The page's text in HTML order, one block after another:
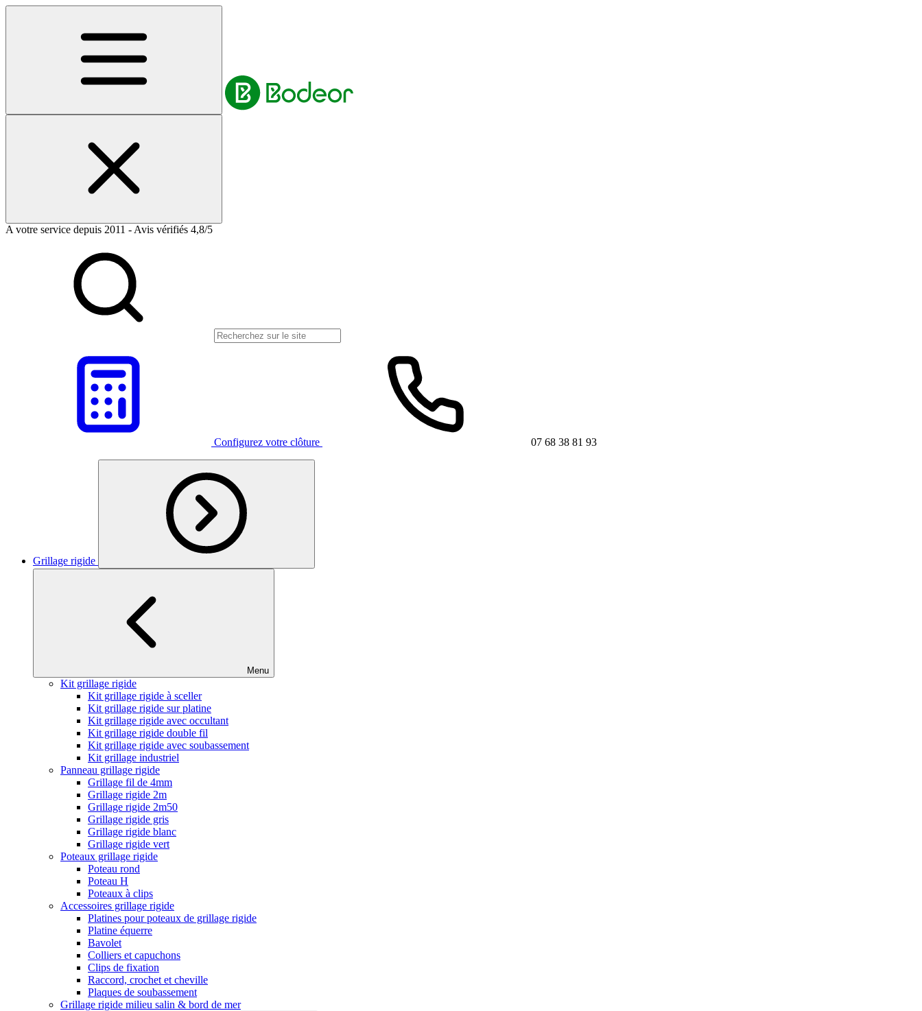
A votre service depuis 2011 - Avis vérifiés 4,8/5
Configurez votre clôture 07 68 38 81 93
Grillage rigide
Menu
Kit grillage rigide
Kit grillage rigide à sceller
Kit grillage rigide sur platine
Kit grillage rigide avec occultant
Kit grillage rigide double fil
Kit grillage rigide avec soubassement
Kit grillage industriel
Panneau grillage rigide
Grillage fil de 4mm
Grillage rigide 2m
Grillage rigide 2m50
Grillage rigide gris
Grillage rigide blanc
Grillage rigide vert
Poteaux grillage rigide
Poteau rond
Poteau H
Poteaux à clips
Accessoires grillage rigide
Platines pour poteaux de grillage rigide
Platine équerre
Bavolet
Colliers et capuchons
Clips de fixation
Raccord, crochet et cheville
Plaques de soubassement
Grillage rigide milieu salin & bord de mer